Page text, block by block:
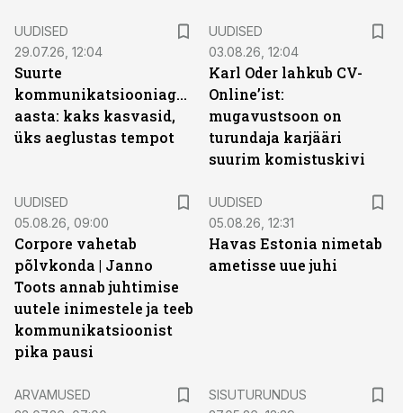
UUDISED
29.07.26, 12:04
Suurte
kommunikatsiooniagentuuride
aasta: kaks kasvasid,
üks aeglustas tempot
UUDISED
03.08.26, 12:04
Karl Oder lahkub CV-
Online’ist:
mugavustsoon on
turundaja karjääri
suurim komistuskivi
UUDISED
05.08.26, 09:00
Corpore vahetab
põlvkonda | Janno
Toots annab juhtimise
uutele inimestele ja teeb
kommunikatsioonist
pika pausi
UUDISED
05.08.26, 12:31
Havas Estonia nimetab
ametisse uue juhi
ARVAMUSED
SISUTURUNDUS